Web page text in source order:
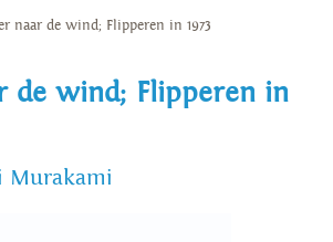
naar de wind; Flipperen in 1973
de wind; Flipperen in
Murakami